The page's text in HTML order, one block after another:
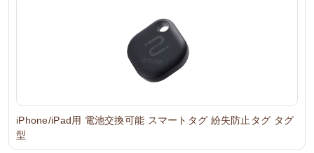
iPhone/iPad用 電池交換可能 スマートタグ 紛失防止タグ タグ
型